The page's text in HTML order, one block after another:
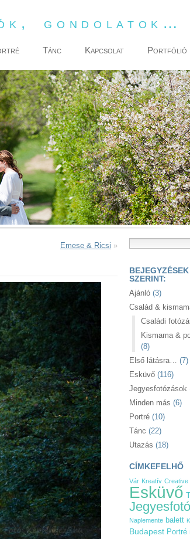
gondolatok…
Tánc Kapcsolat Portfólió
Emese & Ricsi »
SZERINT:
Ajánló (3)
Család &
Családi
Kismama &
(8)
Első látásra… (7)
Esküvő (116)
Jegyesfotózások
Minden más (6)
Portré (10)
Tánc (22)
Utazás (18)
CÍMKEFELHŐ
Vár Kreatív Creative
Esküvő
Naplemente balett
Budapest Portré